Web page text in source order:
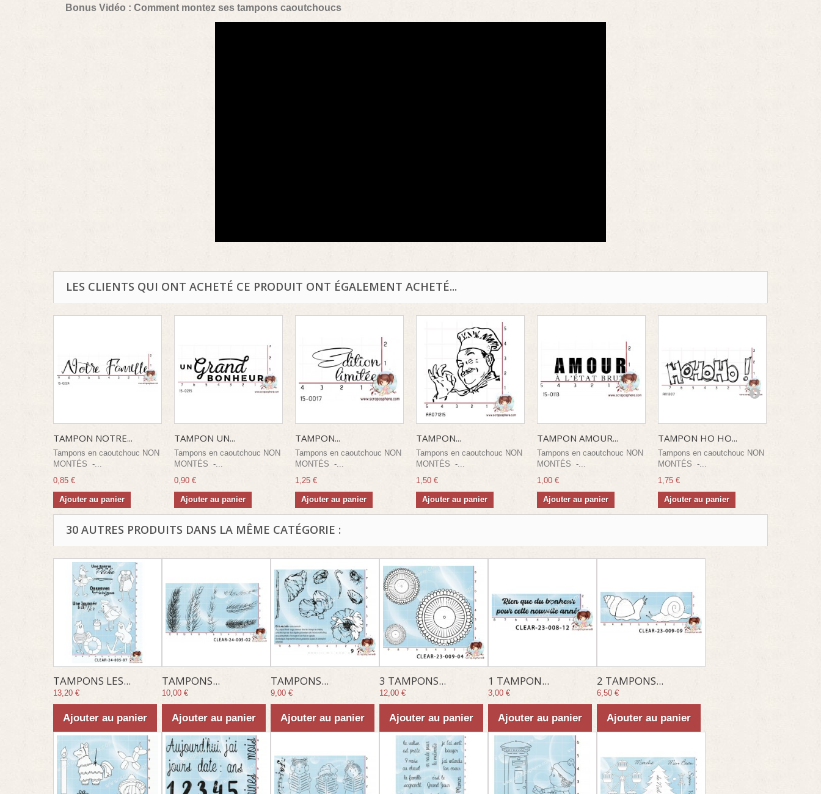
Bonus Vidéo : Comment montez ses tampons caoutchoucs
LES CLIENTS QUI ONT ACHETÉ CE PRODUIT ONT ÉGALEMENT ACHETÉ...
TAMPON NOTRE...
Tampons en caoutchouc NON
MONTÉS -...
0,85 €
Ajouter au panier
TAMPON UN...
Tampons en caoutchouc NON
MONTÉS -...
0,90 €
Ajouter au panier
TAMPON...
Tampons en caoutchouc NON
MONTÉS -...
1,25 €
Ajouter au panier
TAMPON...
Tampons en caoutchouc NON
MONTÉS -...
1,50 €
Ajouter au panier
TAMPON AMOUR...
Tampons en caoutchouc NON
MONTÉS -...
1,00 €
Ajouter au panier
TAMPON HO HO...
Tampons en caoutchouc NON
MONTÉS -...
1,75 €
Ajouter au panier
30 AUTRES PRODUITS DANS LA MÊME CATÉGORIE :
TAMPONS LES...
13,20 €
Ajouter au panier
TAMPONS...
10,00 €
Ajouter au panier
TAMPONS...
9,00 €
Ajouter au panier
3 TAMPONS...
12,00 €
Ajouter au panier
1 TAMPON...
3,00 €
Ajouter au panier
2 TAMPONS...
6,50 €
Ajouter au panier